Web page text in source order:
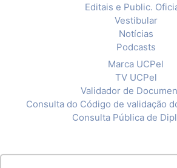
Editais e Public.
Vestibular
Notícias
Podcasts
Marca UCPel
TV UCPel
Validador de
Consulta do Código de validação
Consulta Pública de